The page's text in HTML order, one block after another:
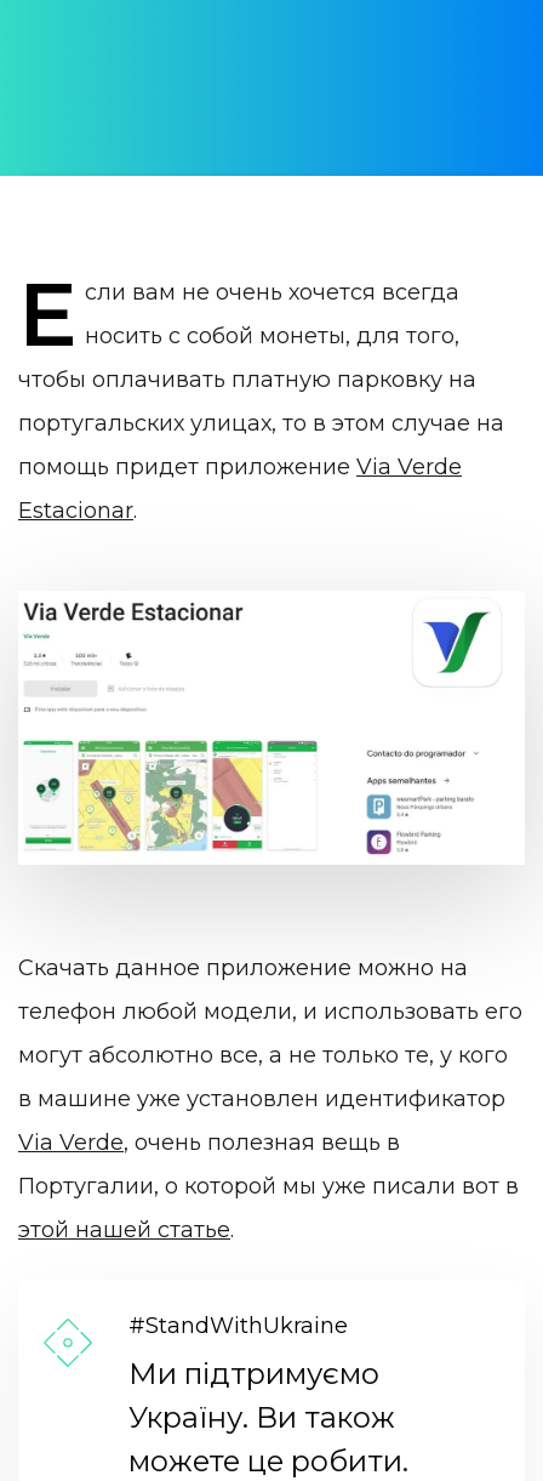
Е сли вам не очень хочется всегда
носить с собой монеты, для того,
чтобы оплачивать платную парковку на
португальских улицах, то в этом случае на
помощь придет приложение Via Verde
Estacionar.
Скачать данное приложение можно на
телефон любой модели, и использовать его
могут абсолютно все, а не только те, у кого
в машине уже установлен идентификатор
Via Verde, очень полезная вещь в
Португалии, о которой мы уже писали вот в
этой нашей статье.
#StandWithUkraine
Ми підтримуємо
Україну. Ви також
можете це робити.